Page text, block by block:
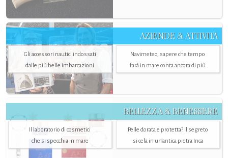
AZIENDE & ATTIVITÀ
Gli accessori nautici indossati
dalle più belle imbarcazioni
Navimeteo, sapere che tempo
farà in mare conta ancora di più
BELLEZZA & BENESSERE
Il laboratorio di cosmetici
che si specchia in mare
Pelle dorata e protetta? Il segreto
si cela in un’antica pietra Inca